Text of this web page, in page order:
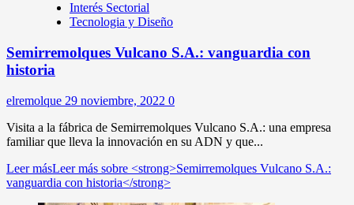
Interés Sectorial
Tecnologia y Diseño
Semirremolques Vulcano S.A.: vanguardia con
historia
elremolque 29 noviembre, 2022 0
Visita a la fábrica de Semirremolques Vulcano S.A.: una empresa
familiar que lleva la innovación en su ADN y que...
Leer másLeer más sobre <strong>Semirremolques Vulcano S.A.:
vanguardia con historia</strong>